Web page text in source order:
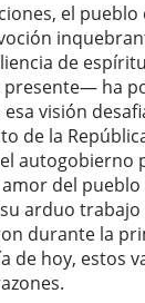
el pueblo
de
ha
esa visión
de la
autogobierno
del
arduo
durante la
de hoy, estos